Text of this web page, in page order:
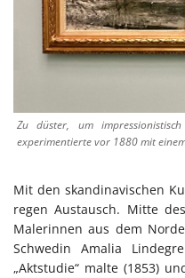
Zu düster, um
experimentierte vor 1880 mit
Mit den skandinavischen
regen Austausch. Mitte
Malerinnen aus dem
Schwedin Amalia
„Aktstudie“ malte (1853)